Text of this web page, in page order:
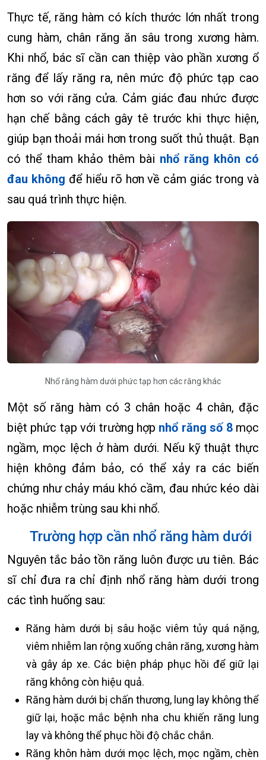
Thực tế, răng hàm có kích thước lớn nhất trong
cung hàm, chân răng ăn sâu trong xương hàm.
Khi nhổ, bác sĩ cần can thiệp vào phần xương ổ
răng để lấy răng ra, nên mức độ phức tạp cao
hơn so với răng cửa. Cảm giác đau nhức được
hạn chế bằng cách gây tê trước khi thực hiện,
giúp bạn thoải mái hơn trong suốt thủ thuật. Bạn
có thể tham khảo thêm bài nhổ răng khôn có
đau không để hiểu rõ hơn về cảm giác trong và
sau quá trình thực hiện.
Nhổ răng hàm dưới phức tạp hơn các răng khác
Một số răng hàm có 3 chân hoặc 4 chân, đặc
biệt phức tạp với trường hợp nhổ răng số 8mọc
ngầm, mọc lệch ở hàm dưới. Nếu kỹ thuật thực
hiện không đảm bảo, có thể xảy ra các biến
chứng như chảy máu khó cầm, đau nhức kéo dài
hoặc nhiễm trùng sau khi nhổ.
Trường hợp cần nhổ răng hàm dưới
Nguyên tắc bảo tồn răng luôn được ưu tiên. Bác
sĩ chỉ đưa ra chỉ định nhổ răng hàm dưới trong
các tình huống sau:
Răng hàm dưới bị sâu hoặc viêm tủy quá nặng,
viêm nhiễm lan rộng xuống chân răng, xương hàm
và gây áp xe. Các biện pháp phục hồi để giữ lại
răng không còn hiệu quả.
Răng hàm dưới bị chấn thương, lung lay không thể
giữ lại, hoặc mắc bệnh nha chu khiến răng lung
lay và không thể phục hồi độ chắc chắn.
Răng khôn hàm dưới mọc lệch, mọc ngầm, chèn